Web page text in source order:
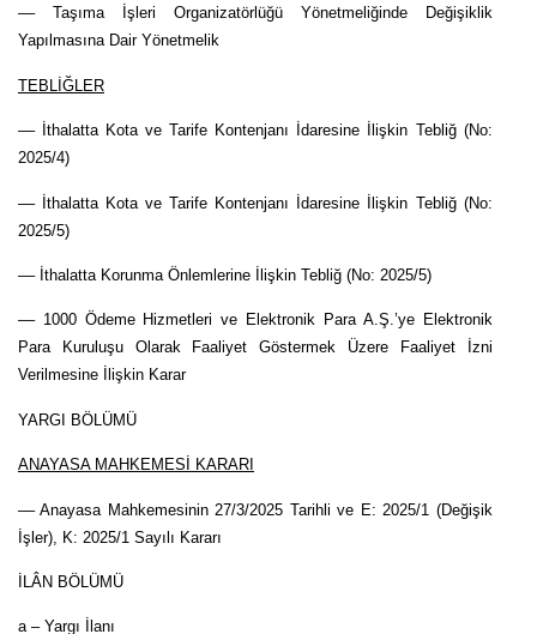
–– Taşıma İşleri Organizatörlüğü Yönetmeliğinde Değişiklik
Yapılmasına Dair Yönetmelik
TEBLİĞLER
–– İthalatta Kota ve Tarife Kontenjanı İdaresine İlişkin Tebliğ (No:
2025/4)
–– İthalatta Kota ve Tarife Kontenjanı İdaresine İlişkin Tebliğ (No:
2025/5)
–– İthalatta Korunma Önlemlerine İlişkin Tebliğ (No: 2025/5)
–– 1000 Ödeme Hizmetleri ve Elektronik Para A.Ş.’ye Elektronik
Para Kuruluşu Olarak Faaliyet Göstermek Üzere Faaliyet İzni
Verilmesine İlişkin Karar
YARGI BÖLÜMÜ
ANAYASA MAHKEMESİ KARARI
–– Anayasa Mahkemesinin 27/3/2025 Tarihli ve E: 2025/1 (Değişik
İşler), K: 2025/1 Sayılı Kararı
İLÂN BÖLÜMÜ
a – Yargı İlanı